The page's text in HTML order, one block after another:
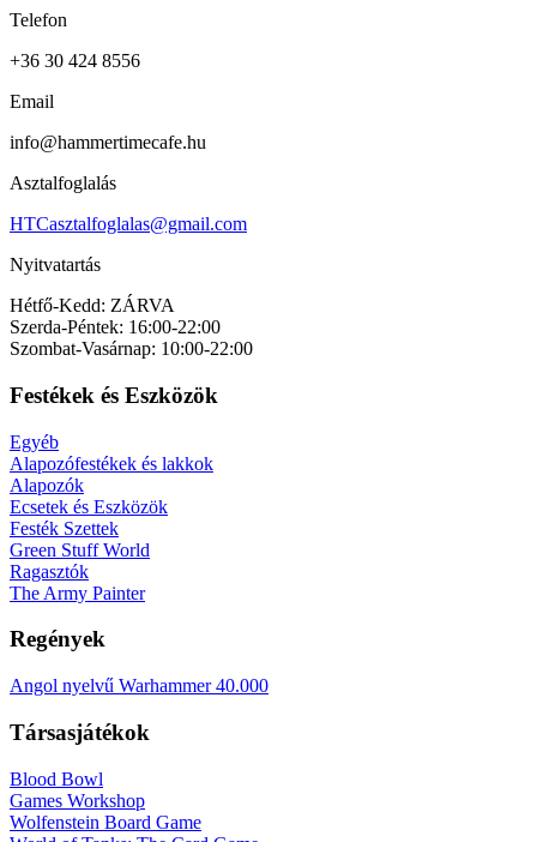
Telefon
+36 30 424 8556
Email
info@hammertimecafe.hu
Asztalfoglalás
HTCasztalfoglalas@gmail.com
Nyitvatartás
Hétfő-Kedd: ZÁRVA
Szerda-Péntek: 16:00-22:00
Szombat-Vasárnap: 10:00-22:00
Festékek és Eszközök
Egyéb
Alapozófestékek és lakkok
Alapozók
Ecsetek és Eszközök
Festék Szettek
Green Stuff World
Ragasztók
The Army Painter
Regények
Angol nyelvű Warhammer 40.000
Társasjátékok
Blood Bowl
Games Workshop
Wolfenstein Board Game